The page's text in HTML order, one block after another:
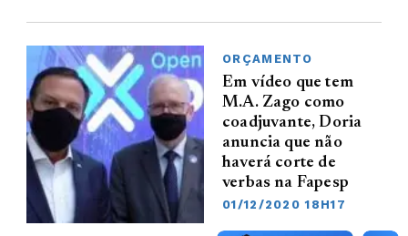
ORÇAMENTO
Em vídeo que tem
M.A. Zago como
coadjuvante, Doria
anuncia que não
haverá corte de
verbas na Fapesp
01/12/2020 18H17